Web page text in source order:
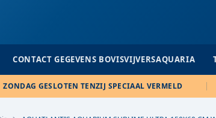
CONTACT GEGEVENS BOVISVIJVERSAQUARIA
ZONDAG GESLOTEN TENZIJ SPECIAAL VERMELD